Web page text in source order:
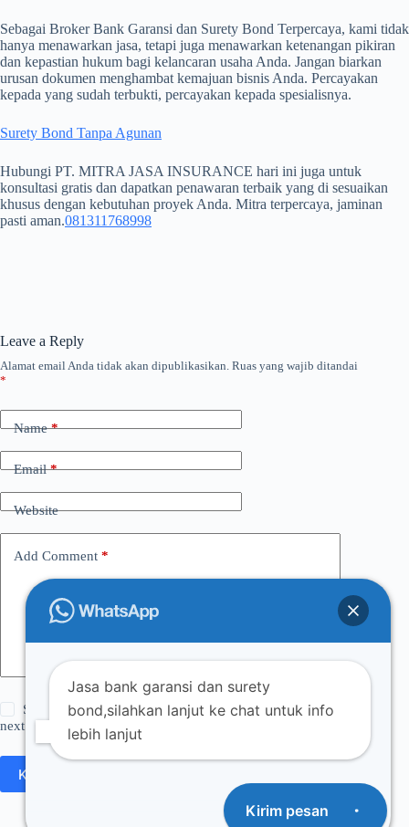
Sebagai Broker Bank Garansi dan Surety Bond Terpercaya, kami tidak
hanya menawarkan jasa, tetapi juga menawarkan ketenangan pikiran
dan kepastian hukum bagi kelancaran usaha Anda. Jangan biarkan
urusan dokumen menghambat kemajuan bisnis Anda. Percayakan
kepada yang sudah terbukti, percayakan kepada spesialisnya.
Surety Bond Tanpa Agunan
Hubungi PT. MITRA JASA INSURANCE hari ini juga untuk
konsultasi gratis dan dapatkan penawaran terbaik yang di sesuaikan
khusus dengan kebutuhan proyek Anda. Mitra terpercaya, jaminan
pasti aman.081311768998
Leave a Reply
Alamat email Anda tidak akan dipublikasikan. Ruas yang wajib ditandai
*
Name*
Email*
Website
Add Comment *
Save my name, email and website in this browser for the
next time I comment.
Kirim Komentar
Jasa bank garansi dan surety
bond,silahkan lanjut ke chat untuk info
lebih lanjut
Kirim pesan